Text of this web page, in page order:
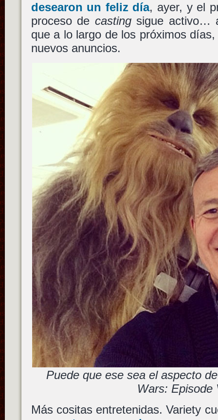
desearon un feliz día, ayer, y el
proceso de castingsigue activo…
que a lo largo de los próximos
nuevos anuncios.
Puede que ese sea el aspecto
Wars: Episode
Más cositas entretenidas. Variety